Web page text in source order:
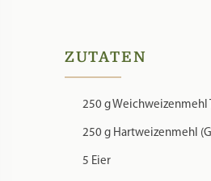
ZUTATEN
250 g Weichweizenmehl
250 g Hartweizenmehl
5 Eier